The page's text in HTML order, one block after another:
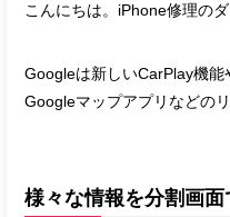
こんにちは。iPhone修理の
Googleは新しいCarPlay機
Googleマップアプリなどの
様々な情報を分割画